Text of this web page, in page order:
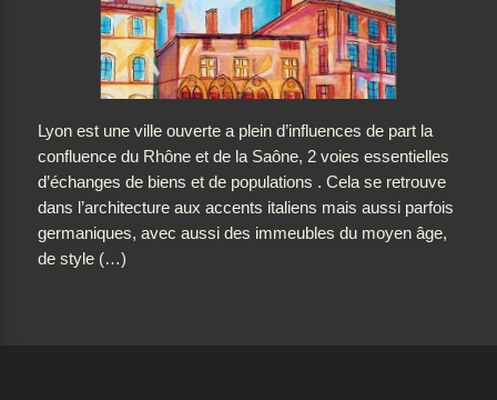
Lyon est une ville ouverte a plein d’influences de part la
confluence du Rhône et de la Saône, 2 voies essentielles
d’échanges de biens et de populations . Cela se retrouve
dans l’architecture aux accents italiens mais aussi parfois
germaniques, avec aussi des immeubles du moyen âge,
de style (…)